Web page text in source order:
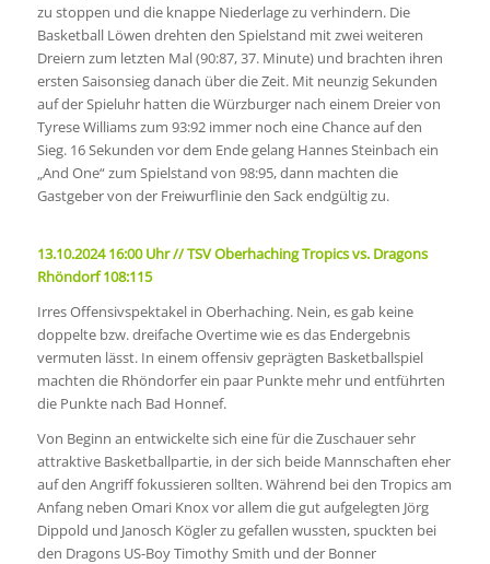
zu stoppen und die knappe Niederlage zu verhindern. Die
Basketball Löwen drehten den Spielstand mit zwei weiteren
Dreiern zum letzten Mal (90:87, 37. Minute) und brachten ihren
ersten Saisonsieg danach über die Zeit. Mit neunzig Sekunden
auf der Spieluhr hatten die Würzburger nach einem Dreier von
Tyrese Williams zum 93:92 immer noch eine Chance auf den
Sieg. 16 Sekunden vor dem Ende gelang Hannes Steinbach ein
„And One“ zum Spielstand von 98:95, dann machten die
Gastgeber von der Freiwurflinie den Sack endgültig zu.
13.10.2024 16:00 Uhr // TSV Oberhaching Tropics vs. Dragons
Rhöndorf 108:115
Irres Offensivspektakel in Oberhaching. Nein, es gab keine
doppelte bzw. dreifache Overtime wie es das Endergebnis
vermuten lässt. In einem offensiv geprägten Basketballspiel
machten die Rhöndorfer ein paar Punkte mehr und entführten
die Punkte nach Bad Honnef.
Von Beginn an entwickelte sich eine für die Zuschauer sehr
attraktive Basketballpartie, in der sich beide Mannschaften eher
auf den Angriff fokussieren sollten. Während bei den Tropics am
Anfang neben Omari Knox vor allem die gut aufgelegten Jörg
Dippold und Janosch Kögler zu gefallen wussten, spuckten bei
den Dragons US-Boy Timothy Smith und der Bonner